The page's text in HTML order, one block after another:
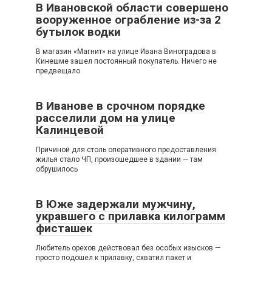
В Ивановской области совершено
вооруженное ограбление из-за 2
бутылок водки
В магазин «Магнит» на улице Ивана Виноградова в
Кинешме зашел постоянный покупатель. Ничего не
предвещало
В Иванове в срочном порядке
расселили дом на улице
Калинцевой
Причиной для столь оперативного предоставления
жилья стало ЧП, произошедшее в здании — там
обрушилось
В Юже задержали мужчину,
укравшего с прилавка килограмм
фисташек
Любитель орехов действовал без особых изысков —
просто подошел к прилавку, схватил пакет и